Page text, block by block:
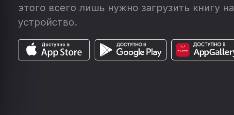
этого всего лишь нужно загрузить книгу на
устройство.